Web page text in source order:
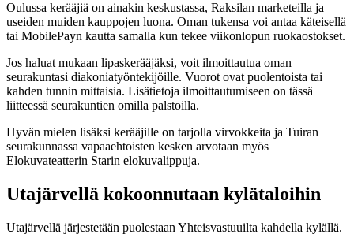
Oulussa kerääjiä on ainakin keskustassa, Raksilan marketeilla ja
useiden muiden kauppojen luona. Oman tukensa voi antaa käteisellä
tai MobilePayn kautta samalla kun tekee viikonlopun ruokaostokset.
Jos haluat mukaan lipaskerääjäksi, voit ilmoittautua oman
seurakuntasi diakoniatyöntekijöille. Vuorot ovat puolentoista tai
kahden tunnin mittaisia. Lisätietoja ilmoittautumiseen on tässä
liitteessä seurakuntien omilla palstoilla.
Hyvän mielen lisäksi kerääjille on tarjolla virvokkeita ja Tuiran
seurakunnassa vapaaehtoisten kesken arvotaan myös
Elokuvateatterin Starin elokuvalippuja.
Utajärvellä kokoonnutaan kylätaloihin
Utajärvellä järjestetään puolestaan Yhteisvastuuilta kahdella kylällä.